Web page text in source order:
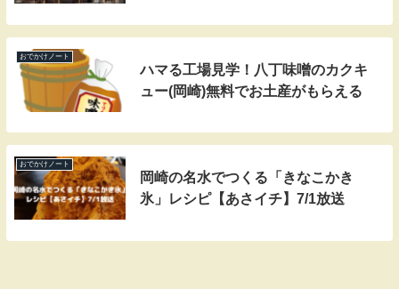
おでかけノート
ハマる工場見学！八丁味噌のカクキ
ュー(岡崎)無料でお土産がもらえる
おでかけノート
岡崎の名水でつくる「きなこかき
氷」レシピ【あさイチ】7/1放送